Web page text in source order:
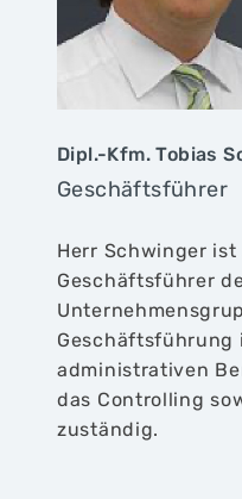
Dipl.-Kfm. Tobias
Geschäftsführer
Herr Schwinger
Geschäftsführer
Geschäftsführung
administrativen
das Controlling
zuständig.